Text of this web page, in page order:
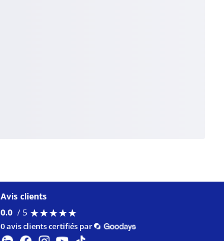
Avis clients
0.0 / 5 ★★★★★
★★★★★
0 avis clients certifiés par